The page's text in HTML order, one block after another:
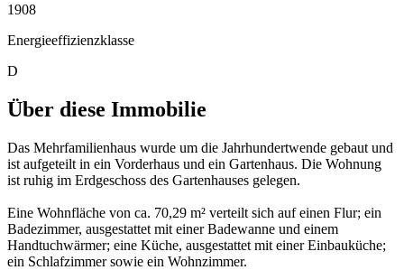
1908
Energieeffizienzklasse
D
Über diese Immobilie
Das Mehrfamilienhaus wurde um die Jahrhundertwende gebaut und
ist aufgeteilt in ein Vorderhaus und ein Gartenhaus. Die Wohnung
ist ruhig im Erdgeschoss des Gartenhauses gelegen.
Eine Wohnfläche von ca. 70,29 m² verteilt sich auf einen Flur; ein
Badezimmer, ausgestattet mit einer Badewanne und einem
Handtuchwärmer; eine Küche, ausgestattet mit einer Einbauküche;
ein Schlafzimmer sowie ein Wohnzimmer.